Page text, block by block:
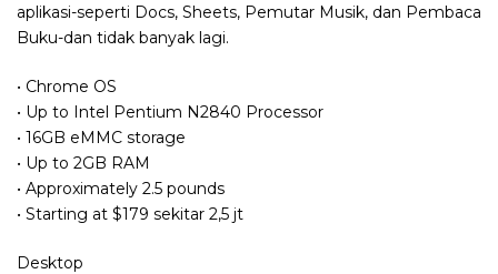
aplikasi-seperti Docs, Sheets, Pemutar Musik, dan Pembaca
Buku-dan tidak banyak lagi.
• Chrome OS
• Up to Intel Pentium N2840 Processor
• 16GB eMMC storage
• Up to 2GB RAM
• Approximately 2.5 pounds
• Starting at $179 sekitar 2,5 jt
Desktop